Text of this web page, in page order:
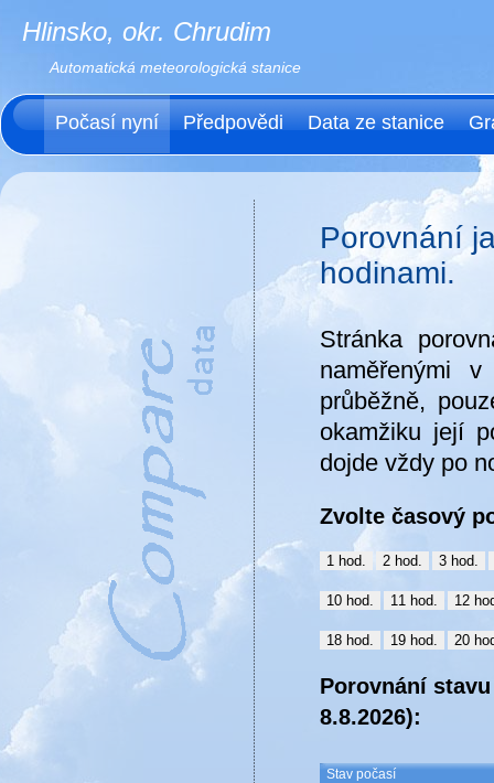
Hlinsko, okr. Chrudim
Automatická meteorologická stanice
Počasí nyní Předpovědi Data ze stanice
Porovnání
hodinami.
Stránka
naměřenými
průběžně,
okamžiku její
dojde vždy po
Zvolte časový
Porovnání
8.8.2026):
Stav počasí